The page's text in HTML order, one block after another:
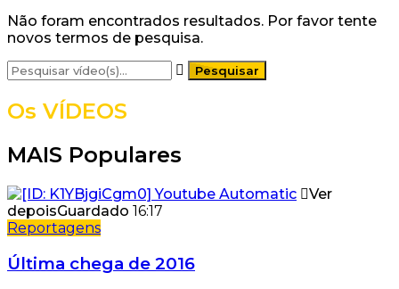
Não foram encontrados resultados. Por favor tente
novos termos de pesquisa.
Os VÍDEOS
MAIS Populares
Ver
depoisGuardado 16:17
Reportagens
Última chega de 2016